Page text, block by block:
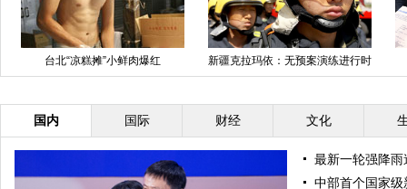
阿里巴巴办全球女性大会 马云现
场遭女粉丝熊抱
全球女性创业者大会在杭州召开
国内 国际 财经 文化
最新一轮强降
中部首个国家